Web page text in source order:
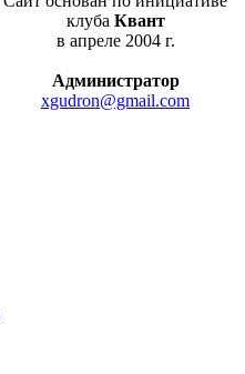
клуба Квант
в апреле 2004 г.
Администратор
xgudron@gmail.com